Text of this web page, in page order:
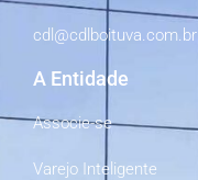
cdl@cdlboituva.com.br
A Entidade
Associe-se
Varejo Inteligente